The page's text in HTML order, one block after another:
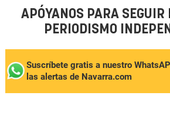
APÓYANOS PARA SEGUIR
PERIODISMO
Suscríbete gratis a nuestro
las alertas de Navarra.com